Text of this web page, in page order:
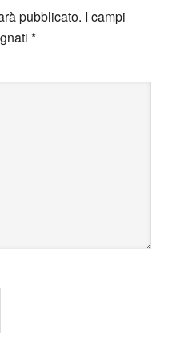
pubblicato. I campi
*